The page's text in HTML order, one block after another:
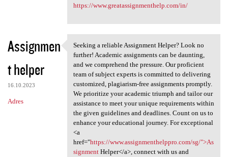
https://www.greatassignmenthelp.com/in/
Assignmen
t helper
16.10.2023
Adres
Seeking a reliable Assignment
Seeking a reliable Assignment Helper? Look no
further! Academic assignments can be daunting,
and we comprehend the pressure. Our proficient
team of subject experts is committed to delivering
customized, plagiarism-free assignments promptly.
We prioritize your academic triumph and tailor our
assistance to meet your unique requirements within
the given guidelines and deadlines. Count on us to
enhance your educational journey. For exceptional
<a
href="https://www.assignmenthelppro.com/sg/">As
signmentHelper</a>, connect with us and